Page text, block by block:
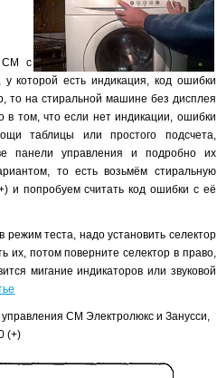
СМ с
которой есть индикация, код ошибки
то на стиральной машине без дисплея
в том, что если нет индикации, ошибки
таблицы или простого подсчета,
панели управления и подробно их
то есть возьмём стиральную
и попробуем считать код ошибки с её
теста, надо установить селектор
их, потом поверните селектор в право,
мигание индикаторов или звуковой
СМ Электролюкс и Зануcси,
(+)